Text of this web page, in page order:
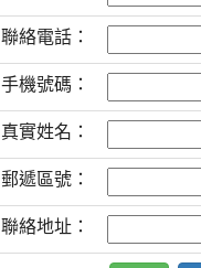
聯絡電話：
手機號碼：
真實姓名：
郵遞區號：
聯絡地址：